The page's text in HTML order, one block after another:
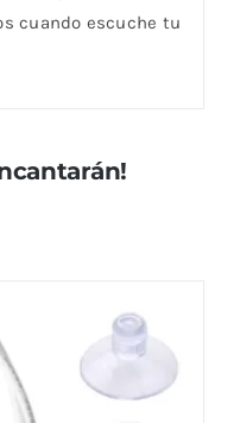
cuando escuche tu